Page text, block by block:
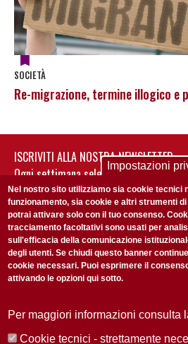
SOCIETÀ
Re-migrazione, termine illogico e
ISCRIVITI ALLA NOSTRA NEWSLETTER
Ogni settimana selezioniamo per te
non perderti gli aggiornamenti della
Accetto laPrivacy Policy
Impostazioni
Nel nostro sito utilizziamo sia cookie tecnici
funzionamento, sia cookie e altri strumenti
potrai attivare solo con il tuo consenso.
tracciamento facoltativi sono usati per
sull'efficacia della comunicazione
degli utenti. Se chiudi questo banner
cookie necessari. Puoi esprimere il
attivando le opzioni qui sotto.
Per maggiori informazioni consulta
Cookie tecnici - strettamente